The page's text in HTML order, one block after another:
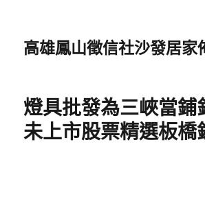
高雄鳳山徵信社沙發居家
燈具批發為三峽當鋪
未上市股票精選板橋